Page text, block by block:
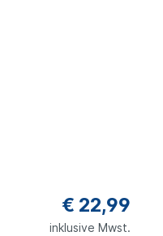
€ 22,99
inklusive Mwst.